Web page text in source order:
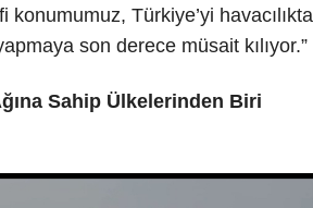
Türkiye’yi havacılıkta
son derece müsait kılıyor.”
Sahip Ülkelerinden Biri